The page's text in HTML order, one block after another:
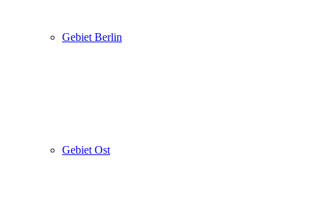
Gebiet Berlin
Gebiet Ost